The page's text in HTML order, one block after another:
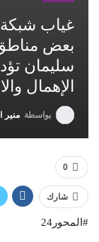
غياب شبكة
بعض
سليمان
الإهمال
بواسطة منير
0
شارك
#المحور24